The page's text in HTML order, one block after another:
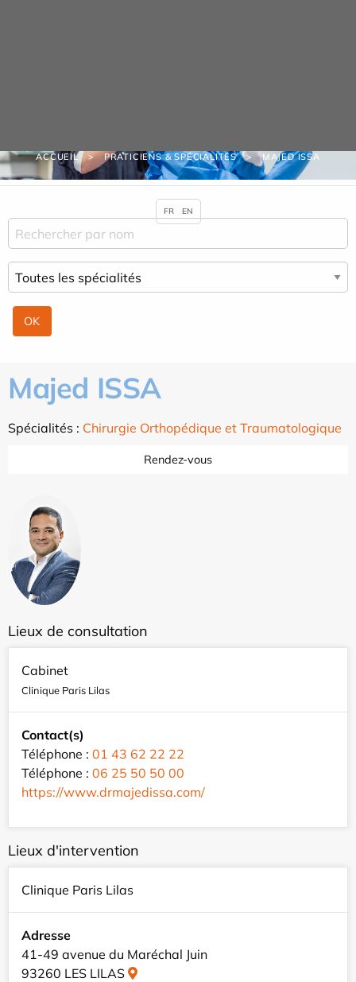
ACCUEIL PRATICIENS & SPÉCIALITÉS MAJED ISSA
Majed ISSA
Spécialités : Chirurgie Orthopédique et Traumatologique
Rendez-vous
Lieux de consultation
Cabinet
Clinique Paris Lilas
Contact(s)
Téléphone : 01 43 62 22 22
Téléphone : 06 25 50 50 00
https://www.drmajedissa.com/
Lieux d'intervention
Clinique Paris Lilas
Adresse
41-49 avenue du Maréchal Juin
93260 LES LILAS
FR EN